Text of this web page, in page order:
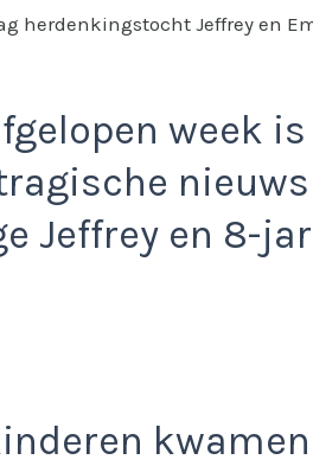
herdenkingstocht Jeffrey en
week
nieuws
Jeffrey en 8-